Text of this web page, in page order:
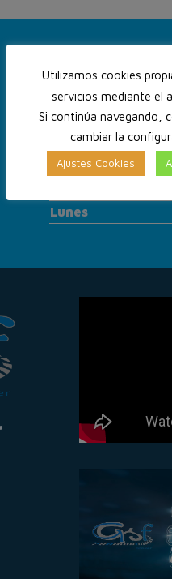
Lunes
Martes
Miércoles
Jueves
Viernes
Lunes
Utilizamos cookies
servicios mediante el
Si continúa navegando,
cambiar la
Ajustes Cookies